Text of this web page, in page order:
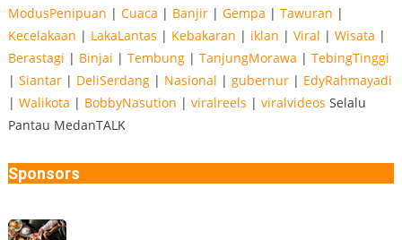
ModusPenipuan | Cuaca | Banjir| Gempa | Tawuran |
Kecelakaan | LakaLantas | Kebakaran | iklan | Viral | Wisata |
Berastagi | Binjai | Tembung| TanjungMorawa | TebingTinggi
| Siantar| DeliSerdang| Nasional | gubernur| EdyRahmayadi
| Walikota | BobbyNasution | viralreels | viralvideos Selalu
Pantau MedanTALK
Sponsors
10